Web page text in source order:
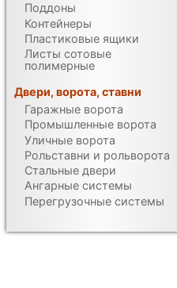
Поддоны
Контейнеры
Пластиковые ящики
Листы сотовые
полимерные
Двери, ворота, ставни
Гаражные ворота
Промышленные ворота
Уличные ворота
Рольставни и рольворота
Стальные двери
Ангарные системы
Перегрузочные системы